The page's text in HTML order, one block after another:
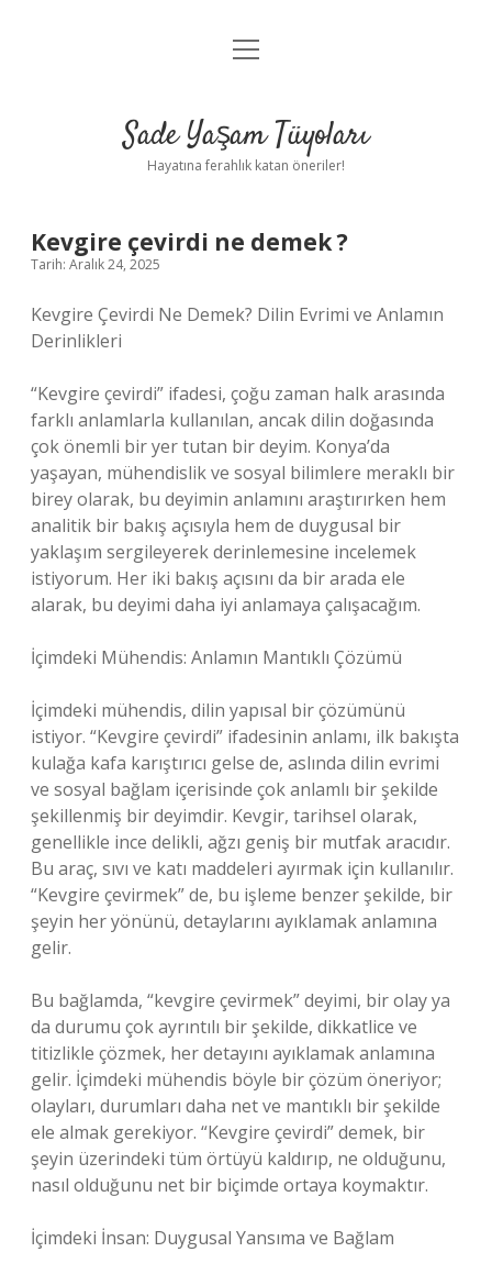
Anasayfa
Yasal Uyarı
menüyü
Sade Yaşam Tüyoları
Hayatına ferahlık katan öneriler!
Kevgire çevirdi ne demek ?
Tarih: Aralık 24, 2025
Kevgire Çevirdi Ne Demek? Dilin Evrimi ve Anlamın
Derinlikleri
“Kevgire çevirdi” ifadesi, çoğu zaman halk arasında
farklı anlamlarla kullanılan, ancak dilin doğasında
çok önemli bir yer tutan bir deyim. Konya’da
yaşayan, mühendislik ve sosyal bilimlere meraklı bir
birey olarak, bu deyimin anlamını araştırırken hem
analitik bir bakış açısıyla hem de duygusal bir
yaklaşım sergileyerek derinlemesine incelemek
istiyorum. Her iki bakış açısını da bir arada ele
alarak, bu deyimi daha iyi anlamaya çalışacağım.
İçimdeki Mühendis: Anlamın Mantıklı Çözümü
İçimdeki mühendis, dilin yapısal bir çözümünü
istiyor. “Kevgire çevirdi” ifadesinin anlamı, ilk bakışta
kulağa kafa karıştırıcı gelse de, aslında dilin evrimi
ve sosyal bağlam içerisinde çok anlamlı bir şekilde
şekillenmiş bir deyimdir. Kevgir, tarihsel olarak,
genellikle ince delikli, ağzı geniş bir mutfak aracıdır.
Bu araç, sıvı ve katı maddeleri ayırmak için kullanılır.
“Kevgire çevirmek” de, bu işleme benzer şekilde, bir
şeyin her yönünü, detaylarını ayıklamak anlamına
gelir.
Bu bağlamda, “kevgire çevirmek” deyimi, bir olay ya
da durumu çok ayrıntılı bir şekilde, dikkatlice ve
titizlikle çözmek, her detayını ayıklamak anlamına
gelir. İçimdeki mühendis böyle bir çözüm öneriyor;
olayları, durumları daha net ve mantıklı bir şekilde
ele almak gerekiyor. “Kevgire çevirdi” demek, bir
şeyin üzerindeki tüm örtüyü kaldırıp, ne olduğunu,
nasıl olduğunu net bir biçimde ortaya koymaktır.
İçimdeki İnsan: Duygusal Yansıma ve Bağlam